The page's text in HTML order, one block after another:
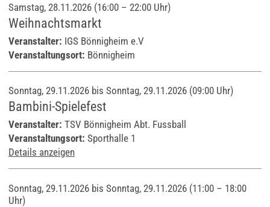
Samstag, 28.11.2026 (16:00 – 22:00 Uhr)
Weihnachtsmarkt
Veranstalter: IGS Bönnigheim e.V
Veranstaltungsort: Bönnigheim
Sonntag, 29.11.2026 bis Sonntag, 29.11.2026 (09:00 Uhr)
Bambini-Spielefest
Veranstalter: TSV Bönnigheim Abt. Fussball
Veranstaltungsort: Sporthalle 1
Details anzeigen
Sonntag, 29.11.2026 bis Sonntag, 29.11.2026 (11:00 – 18:00
Uhr)